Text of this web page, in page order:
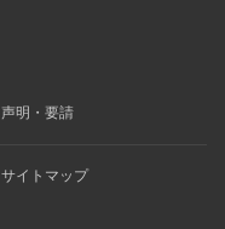
声明・要請
サイトマップ